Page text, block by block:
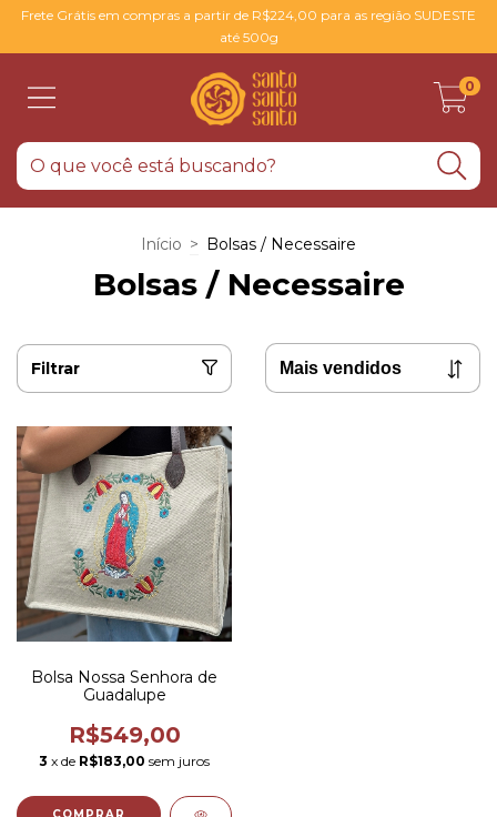
Frete Grátis em compras a partir de R$224,00 para as região SUDESTE
até 500g
0
Início > Bolsas / Necessaire
Bolsas / Necessaire
Filtrar
Bolsa Nossa Senhora de
Guadalupe
R$549,00
3 x de R$183,00 sem juros